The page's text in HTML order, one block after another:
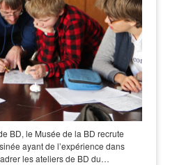
BD, le Musée de la BD recrute
ayant de l’expérience dans
les ateliers de BD du…